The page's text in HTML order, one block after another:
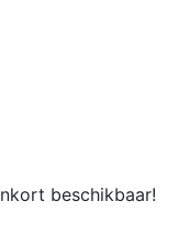
beschikbaar!